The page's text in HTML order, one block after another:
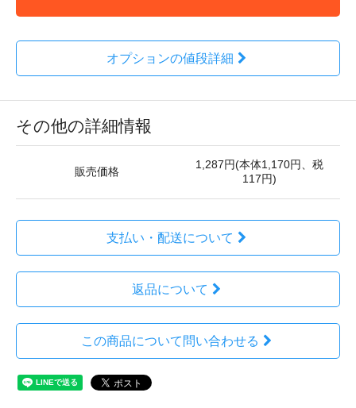
オプションの値段詳細
その他の詳細情報
販売価格
1,287円(本体1,170円、税
117円)
支払い・配送について
返品について
この商品について問い合わせる